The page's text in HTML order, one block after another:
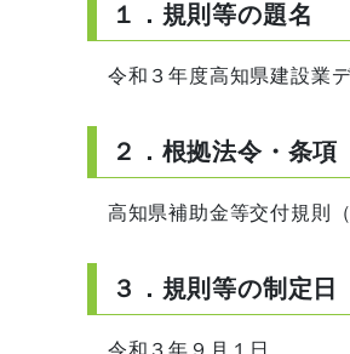
１．規則等の題名
令和３年度高知県建設業
２．根拠法令・条項
高知県補助金等交付規則
３．規則等の制定日
令和３年９月１日